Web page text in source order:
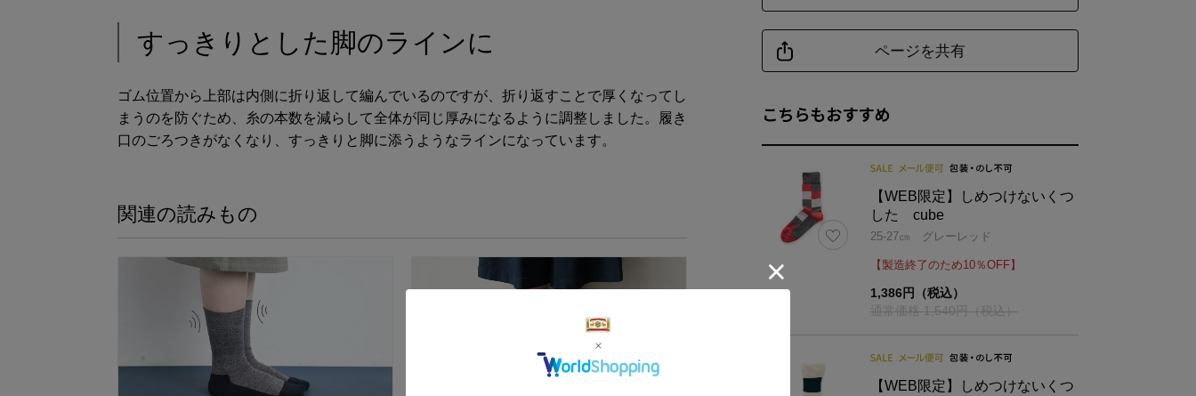
すっきりとした脚のラインに
ゴム位置から上部は内側に折り返して編んでいるのですが、折り返すことで厚くなってし
まうのを防ぐため、糸の本数を減らして全体が同じ厚みになるように調整しました。履き
口のごろつきがなくなり、すっきりと脚に添うようなラインになっています。
関連の読みもの
23～25 23
25～27
こちらもおすすめ
【WEB限定】しめつけないくつ
した cube
25-27㎝ グレーレッド
【製造終了のため10％OFF】
1,386円（税込）
通常価格 1,540円（税込）
【WEB限定】しめつけないくつ
ページを共有